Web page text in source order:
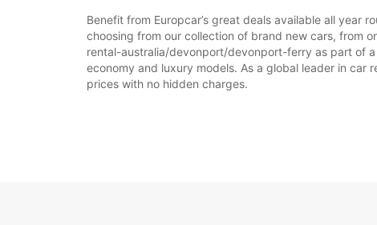
Benefit from Europcar’s great deals available all
choosing from our collection of brand new cars, from
rental-australia/devonport/devonport-ferry as part of
economy and luxury models. As a global leader in
prices with no hidden charges.